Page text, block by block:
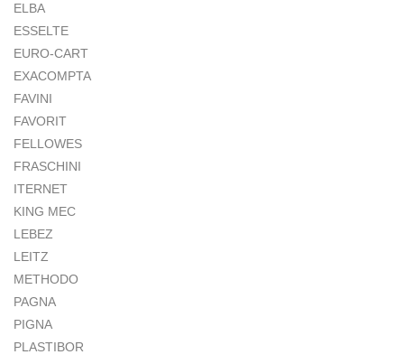
ELBA
ESSELTE
EURO-CART
EXACOMPTA
FAVINI
FAVORIT
FELLOWES
FRASCHINI
ITERNET
KING MEC
LEBEZ
LEITZ
METHODO
PAGNA
PIGNA
PLASTIBOR